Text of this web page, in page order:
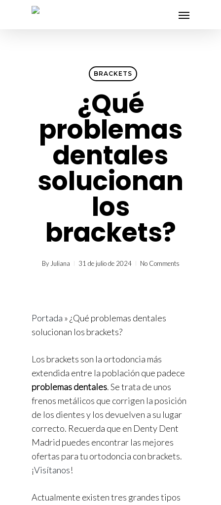
Menu
BRACKETS
¿Qué
problemas
dentales
solucionan
los
brackets?
By Juliana 31 de julio de 2024 No Comments
Portada »¿Qué problemas dentales
solucionan los brackets?
Los brackets son la ortodoncia más
extendida entre la población que padece
problemas dentales. Se trata de unos
frenos metálicos que corrigen la posición
de los dientes y los devuelven a su lugar
correcto. Recuerda que en Denty Dent
Madrid puedes encontrar las mejores
ofertas para tu ortodoncia con brackets.
¡Visítanos!
Actualmente existen tres grandes tipos